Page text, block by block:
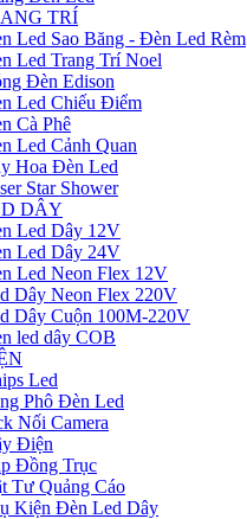
TRÍ
Led Sao Băng - Đèn Led Rèm
Led Trang Trí Noel
Đèn Edison
Led Chiếu Điểm
Cà Phê
Led Cảnh Quan
Hoa Đèn Led
Star Shower
DÂY
Led Dây 12V
Led Dây 24V
Led Neon Flex 12V
Dây Neon Flex 220V
Dây Cuộn 100M-220V
led dây COB
Led
Phô Đèn Led
Nối Camera
Điện
Đồng Trục
Tư Quảng Cáo
Kiện Đèn Led Dây